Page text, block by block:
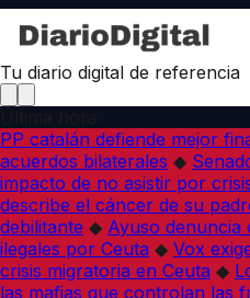
Tu diario digital de referencia
PP catalán defiende mejor
acuerdos bilaterales ◆
impacto de no asistir por
describe el cáncer de su
debilitante ◆ Ayuso denuncia
ilegales por Ceuta ◆ Vox
crisis migratoria en Ceuta ◆
las mafias que controlan las